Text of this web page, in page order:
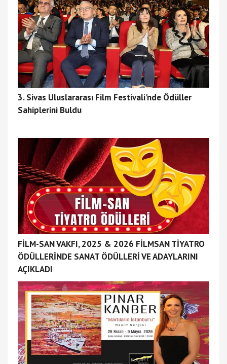
3. Sivas Uluslararası Film Festivali'nde Ödüller
Sahiplerini Buldu
FİLM-SAN VAKFI, 2025 & 2026 FİLMSAN TİYATRO
ÖDÜLLERİNDE SANAT ÖDÜLLERİ VE ADAYLARINI
AÇIKLADI